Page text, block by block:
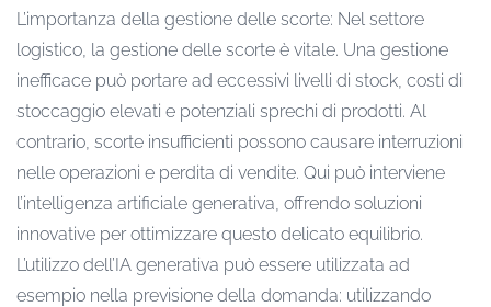
L’importanza della gestione delle scorte: Nel settore
logistico, la gestione delle scorte è vitale. Una gestione
inefficace può portare ad eccessivi livelli di stock, costi di
stoccaggio elevati e potenziali sprechi di prodotti. Al
contrario, scorte insufficienti possono causare interruzioni
nelle operazioni e perdita di vendite. Qui può interviene
l’intelligenza artificiale generativa, offrendo soluzioni
innovative per ottimizzare questo delicato equilibrio.
L’utilizzo dell’IA generativa può essere utilizzata ad
esempio nella previsione della domanda: utilizzando